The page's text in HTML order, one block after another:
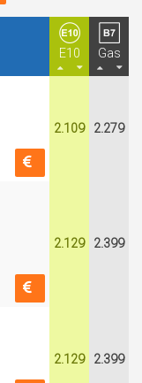
E10 Gas
2.109 2.279
2.129 2.399
2.129 2.399